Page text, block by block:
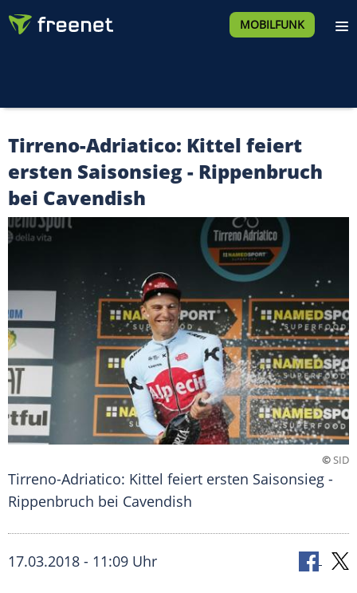
MOBILFUNK
Tirreno-Adriatico: Kittel feiert
ersten Saisonsieg - Rippenbruch
bei Cavendish
©SID
Tirreno-Adriatico: Kittel feiert ersten Saisonsieg -
Rippenbruch bei Cavendish
17.03.2018 - 11:09 Uhr